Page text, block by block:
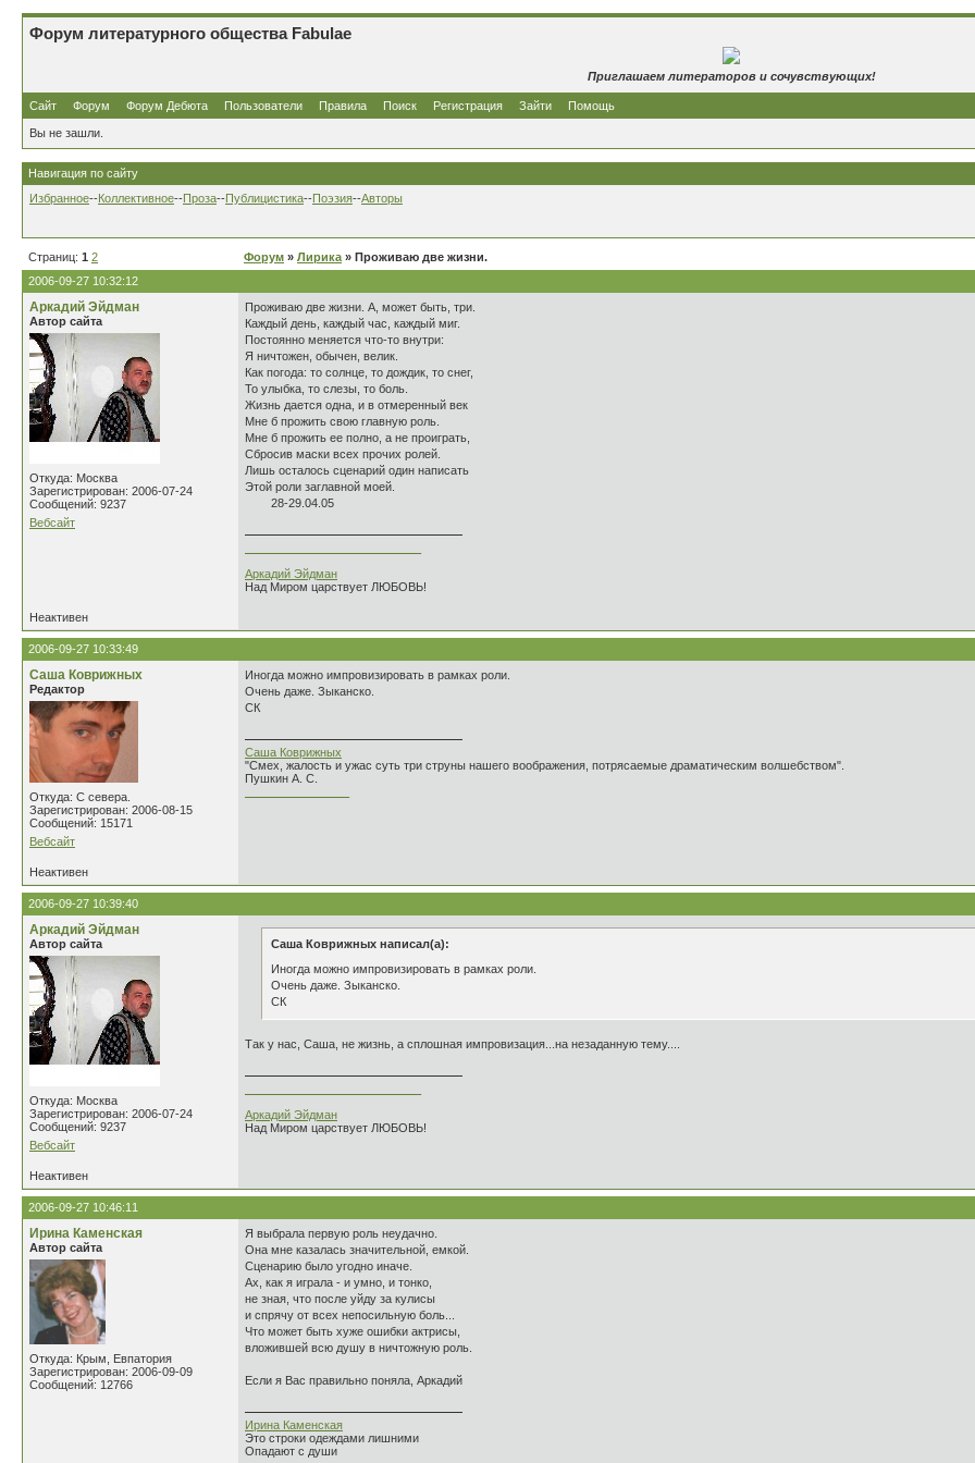
Форум литературного общества Fabulae
Приглашаем литераторов и сочувствующих!
Сайт Форум Форум Дебюта Пользователи Правила Поиск Регистрация Зайти Помощь
Вы не зашли.
Навигация по сайту
Избранное--Коллективное--Проза--Публицистика--Поэзия--Авторы
Страниц: 1 2 Форум » Лирика » Проживаю две жизни.
2006-09-27 10:32:12
Аркадий Эйдман
Автор сайта
Откуда: Москва
Зарегистрирован: 2006-07-24
Сообщений: 9237
Вебсайт
Проживаю две жизни. А, может быть, три.
Каждый день, каждый час, каждый миг.
Постоянно меняется что-то внутри:
Я ничтожен, обычен, велик.
Как погода: то солнце, то дождик, то снег,
То улыбка, то слезы, то боль.
Жизнь дается одна, и в отмеренный век
Мне б прожить свою главную роль.
Мне б прожить ее полно, а не проиграть,
Сбросив маски всех прочих ролей.
Лишь осталось сценарий один написать
Этой роли заглавной моей.
28-29.04.05
Аркадий Эйдман
Над Миром царствует ЛЮБОВЬ!
Неактивен
2006-09-27 10:33:49
Саша Коврижных
Редактор
Откуда: С севера.
Зарегистрирован: 2006-08-15
Сообщений: 15171
Вебсайт
Иногда можно импровизировать в рамках роли.
Очень даже. Зыканско.
СК
Саша Коврижных
"Смех, жалость и ужас суть три струны нашего воображения, потрясаемые драматическим волшебством".
Пушкин А. С.
Неактивен
2006-09-27 10:39:40
Аркадий Эйдман
Автор сайта
Откуда: Москва
Зарегистрирован: 2006-07-24
Сообщений: 9237
Вебсайт
Саша Коврижных написал(а):
Иногда можно импровизировать в рамках роли.
Очень даже. Зыканско.
СК
Так у нас, Саша, не жизнь, а сплошная импровизация...на незаданную тему....
Аркадий Эйдман
Над Миром царствует ЛЮБОВЬ!
Неактивен
2006-09-27 10:46:11
Ирина Каменская
Автор сайта
Откуда: Крым, Евпатория
Зарегистрирован: 2006-09-09
Сообщений: 12766
Я выбрала первую роль неудачно.
Она мне казалась значительной, емкой.
Сценарию было угодно иначе.
Ах, как я играла - и умно, и тонко,
не зная, что после уйду за кулисы
и спрячу от всех непосильную боль...
Что может быть хуже ошибки актрисы,
вложившей всю душу в ничтожную роль.
Если я Вас правильно поняла, Аркадий
Ирина Каменская
Это строки одеждами лишними
Опадают с души